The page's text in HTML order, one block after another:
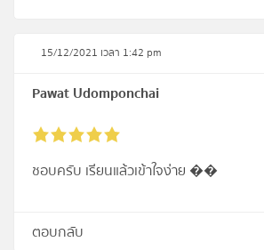
15/12/2021 เวลา 1:42 pm
Pawat Udomponchai
ชอบครับ เรียนแล้วเข้าใจง่าย ��
ตอบกลับ